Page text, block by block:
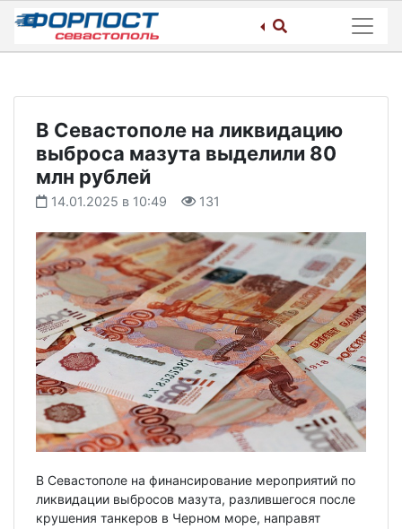
Skip
content
В Севастополе на ликвидацию
выброса мазута выделили 80
млн рублей
14.01.2025 в 10:49 131
В Севастополе на финансирование мероприятий по
ликвидации выбросов мазута, разлившегося после
крушения танкеров в Черном море, направят